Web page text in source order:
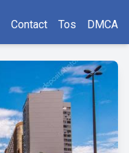
Contact Tos DMCA